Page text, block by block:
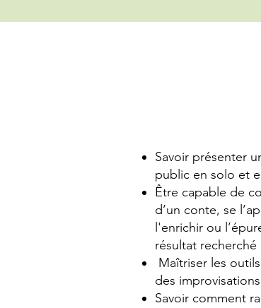
Savoir présenter
public en solo et
Être capable de
d’un conte, se
l'enrichir ou
résultat recherché
Maîtriser les
des
Savoir comment